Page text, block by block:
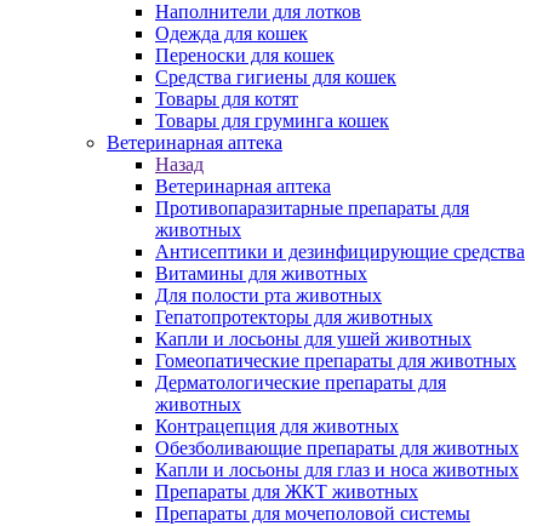
Наполнители для лотков
Одежда для кошек
Переноски для кошек
Средства гигиены для кошек
Товары для котят
Товары для груминга кошек
Ветеринарная аптека
Назад
Ветеринарная аптека
Противопаразитарные препараты для
животных
Антисептики и дезинфицирующие средства
Витамины для животных
Для полости рта животных
Гепатопротекторы для животных
Капли и лосьоны для ушей животных
Гомеопатические препараты для животных
Дерматологические препараты для
животных
Контрацепция для животных
Обезболивающие препараты для животных
Капли и лосьоны для глаз и носа животных
Препараты для ЖКТ животных
Препараты для мочеполовой системы